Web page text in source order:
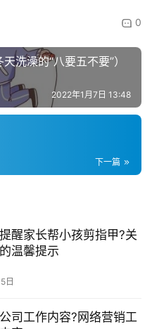
0
洗澡的“八要五不要”）
2022年1月7日 13:48
下一篇
醒家长帮小孩剪指甲?关
温馨提示
日
司工作内容?网络营销工